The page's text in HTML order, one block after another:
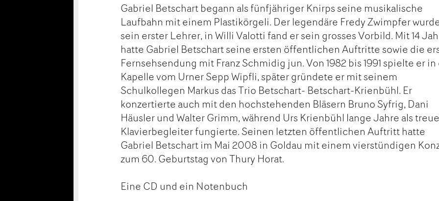
Gabriel Betschart begann als fünfjähriger Knirps seine musikalische
Laufbahn mit einem Plastikörgeli. Der legendäre Fredy Zwimpfer
sein erster Lehrer, in Willi Valotti fand er sein grosses Vorbild. Mit 14
hatte Gabriel Betschart seine ersten öffentlichen Auftritte sowie die
Fernsehsendung mit Franz Schmidig jun. Von 1982 bis 1991 spielte er
Kapelle vom Urner Sepp Wipfli, später gründete er mit seinem
Schulkollegen Markus das Trio Betschart- Betschart-Krienbühl. Er
konzertierte auch mit den hochstehenden Bläsern Bruno Syfrig, Dani
Häusler und Walter Grimm, während Urs Krienbühl lange Jahre als
Klavierbegleiter fungierte. Seinen letzten öffentlichen Auftritt hatte
Gabriel Betschart im Mai 2008 in Goldau mit einem vierstündigen
zum 60. Geburtstag von Thury Horat.
Eine CD und ein Notenbuch